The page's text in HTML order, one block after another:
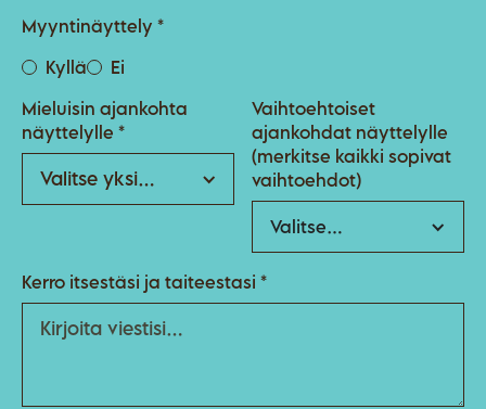
Myyntinäyttely *
Kyllä
Ei
Mieluisin ajankohta
näyttelylle *
Vaihtoehtoiset
ajankohdat näyttelylle
(merkitse kaikki sopivat
vaihtoehdot)
Valitse…
Kerro itsestäsi ja taiteestasi *